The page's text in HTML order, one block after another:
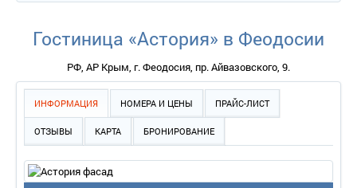
Гостиница «Астория» в Феодосии
РФ, АР Крым, г. Феодосия, пр. Айвазовского, 9.
ИНФОРМАЦИЯ НОМЕРА И ЦЕНЫ ПРАЙС-ЛИСТ
ОТЗЫВЫ КАРТА БРОНИРОВАНИЕ